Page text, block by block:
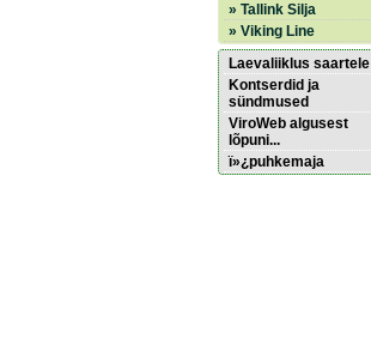
» Tallink Silja
» Viking Line
Laevaliiklus saartele
Kontserdid ja
sündmused
ViroWeb algusest
lõpuni...
ï»¿puhkemaja